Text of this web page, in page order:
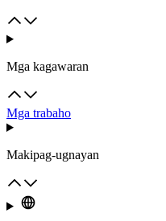
Mga kagawaran
Mga trabaho
Makipag-ugnayan